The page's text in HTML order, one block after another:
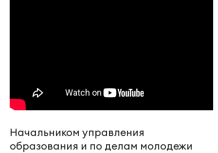
Начальником управления
образования и по делам молодежи